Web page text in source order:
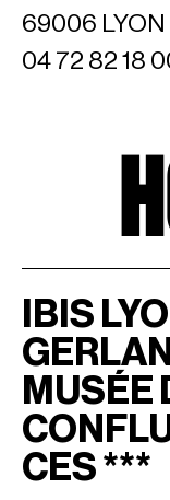
69006 LYON
04 72 82 18
IBIS
MUSÉE
CES ***